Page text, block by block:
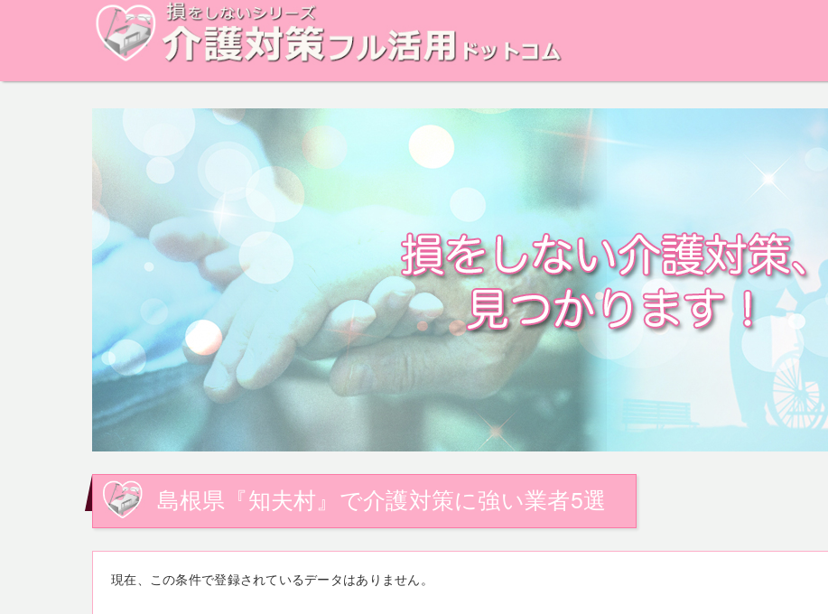
島根県『知夫村』で介護対策に強い業者5選
現在、この条件で登録されているデータはありません。